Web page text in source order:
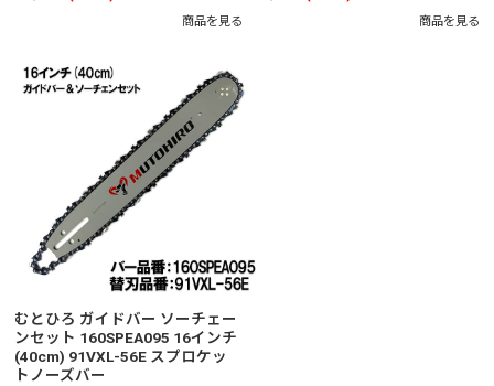
商品を見る 商品を見る
むとひろ ガイドバー ソーチェー
ンセット 160SPEA095 16インチ
(40cm) 91VXL-56E スプロケッ
トノーズバー